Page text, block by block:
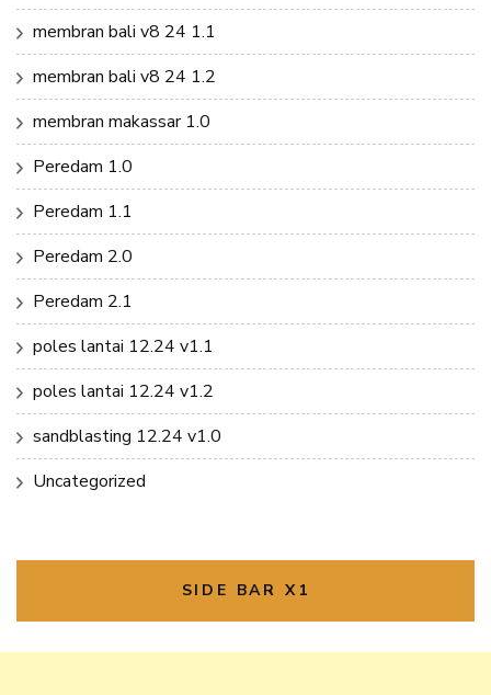
membran bali v8 24 1.1
membran bali v8 24 1.2
membran makassar 1.0
Peredam 1.0
Peredam 1.1
Peredam 2.0
Peredam 2.1
poles lantai 12.24 v1.1
poles lantai 12.24 v1.2
sandblasting 12.24 v1.0
Uncategorized
SIDE BAR X1